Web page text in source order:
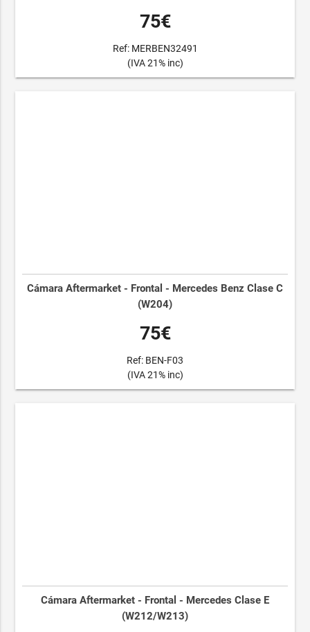
75€
Ref: MERBEN32491
(IVA 21% inc)
Cámara Aftermarket - Frontal - Mercedes Benz Clase C
(W204)
75€
Ref: BEN-F03
(IVA 21% inc)
Cámara Aftermarket - Frontal - Mercedes Clase E
(W212/W213)